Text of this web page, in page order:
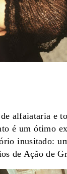
alfaiataria e
é um ótimo
inusitado:
de Ação de